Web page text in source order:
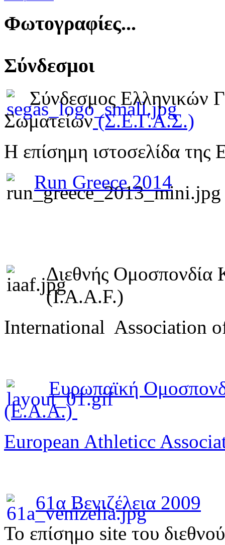
Φωτογραφίες...
Σύνδεσμοι
Σύνδεσμος Ελληνικών
Σωματείων (Σ.Ε.Γ.Α.Σ.)
Η επίσημη ιστοσελίδα της
Run Greece 2014
Διεθνής Ομοσπονδία
(I.A.A.F.)
International Association
Ευρωπαϊκή
(E.A.A.)
European Athleticc
61α Βενιζέλεια 2009
To επίσημο site του